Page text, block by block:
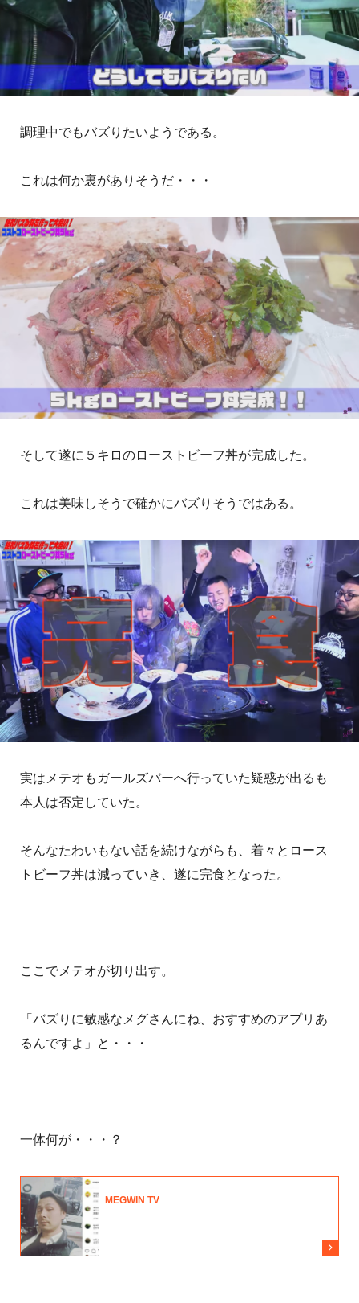
調理中でもバズりたいようである。
これは何か裏がありそうだ・・・
そして遂に５キロのローストビーフ丼が完成した。
これは美味しそうで確かにバズりそうではある。
実はメテオもガールズバーへ行っていた疑惑が出るも
本人は否定していた。
そんなたわいもない話を続けながらも、着々とロース
トビーフ丼は減っていき、遂に完食となった。
ここでメテオが切り出す。
「バズりに敏感なメグさんにね、おすすめのアプリあ
るんですよ」と・・・
一体何が・・・？